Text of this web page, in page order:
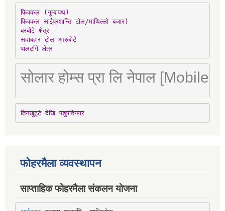
फिक्कल (गुम्बापथ)
फिक्कल साईप्रशान्ति टोल/माथिल्लो बजार)
बरबोटे क्षेत्र
सदाबहार टोल आरुबोटे
पालटाँगे क्षेत्र
सोलार होम्स प्रा लि नेपाल [Mobile
तिनखुट्टे देखि पशुपतिनगर
फोहरमैला व्यवस्थापन
साप्ताहिक फोहरमैला संकलन योजना